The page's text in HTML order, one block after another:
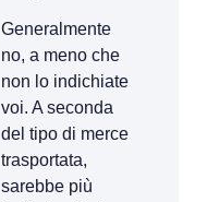
Generalmente
no, a meno che
non lo indichiate
voi. A seconda
del tipo di merce
trasportata,
sarebbe più